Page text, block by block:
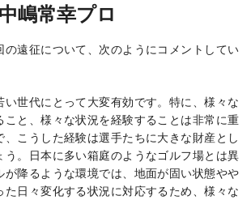
嶋常幸プロ
の遠征について、次のようにコメントしてい
い世代にとって大変有効です。特に、様々な
こと、様々な状況を経験することは非常に重
、こうした経験は選手たちに大きな財産とし
う。日本に多い箱庭のようなゴルフ場とは異
が降るような環境では、地面が固い状態やや
た日々変化する状況に対応するため、様々な